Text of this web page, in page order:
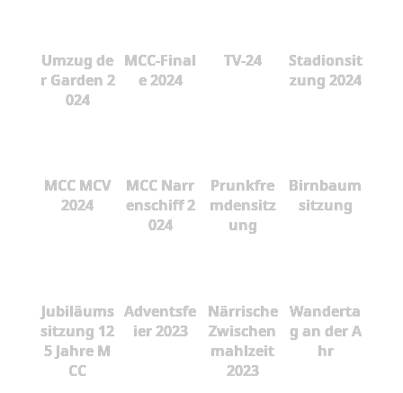
Umzug de
r Garden 2
024
MCC-Final
e 2024
TV-24
Stadionsit
zung 2024
MCC MCV
2024
MCC Narr
enschiff 2
024
Prunkfre
mdensitz
ung
Birnbaum
sitzung
Jubiläums
sitzung 12
5 Jahre M
CC
Adventsfe
ier 2023
Närrische
Zwischen
mahlzeit
2023
Wanderta
g an der A
hr